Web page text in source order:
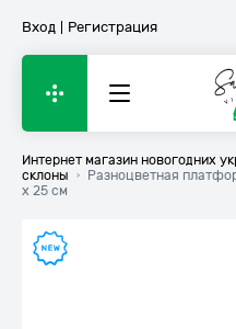
Вход Регистрация
Домики со светом и
Домики со светом
О нас
Доставка и оплата
Где купить
Интернет магазин новогодних
склоны
>
Разноцветная
x 25 см